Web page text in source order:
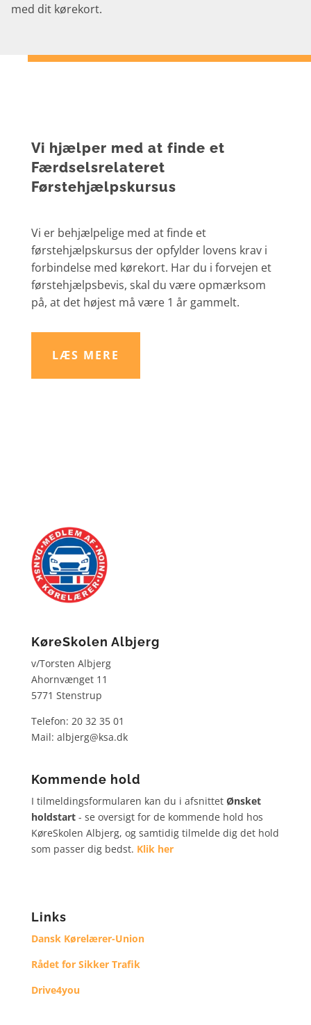
med dit kørekort.
Vi hjælper med at finde et
Færdselsrelateret
Førstehjælpskursus
Vi er behjælpelige med at finde et
førstehjælpskursus der opfylder lovens krav i
forbindelse med kørekort. Har du i forvejen et
førstehjælpsbevis, skal du være opmærksom
på, at det højest må være 1 år gammelt.
LÆS MERE
KøreSkolen Albjerg
v/Torsten Albjerg
Ahornvænget 11
5771 Stenstrup
Telefon: 20 32 35 01
Mail: albjerg@ksa.dk
Kommende hold
I tilmeldingsformularen kan du i afsnittet Ønsket
holdstart- se oversigt for de kommende hold hos
KøreSkolen Albjerg, og samtidig tilmelde dig det hold
som passer dig bedst. Klik her
Links
Dansk Kørelærer-Union
Rådet for Sikker Trafik
Drive4you